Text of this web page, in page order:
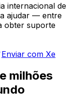
internacional de
ajudar — entre
obter suporte
Enviar com Xe
milhões